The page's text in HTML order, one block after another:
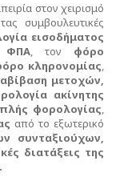
στον χειρισμό
συμβουλευτικές
εισοδήματος
ΦΠΑ, τον φόρο
κληρονομίας,
μετοχών,
ακίνητης
φορολογίας,
από το εξωτερικό
συνταξιούχων,
διατάξεις της